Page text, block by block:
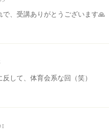
で、受講ありがとうございます🙏
反して、体育会系な回（笑）